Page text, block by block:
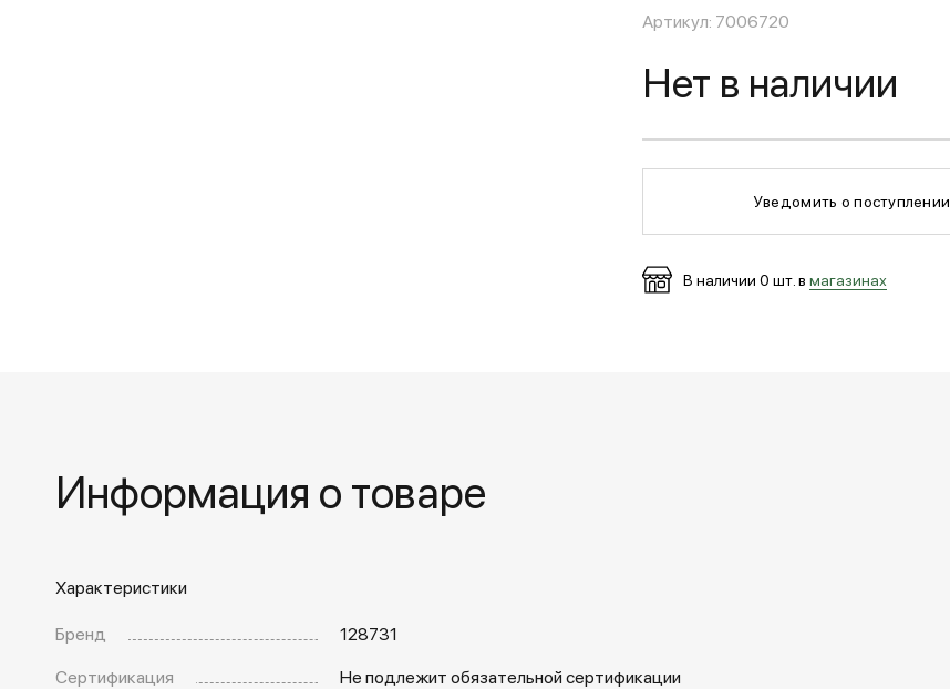
Артикул: 7006720
Нет в наличии
Уведомить о поступлении
В наличии 0 шт. в магазинах
Информация о товаре
Характеристики
Бренд
128731
Сертификация
Не подлежит обязательной сертификации